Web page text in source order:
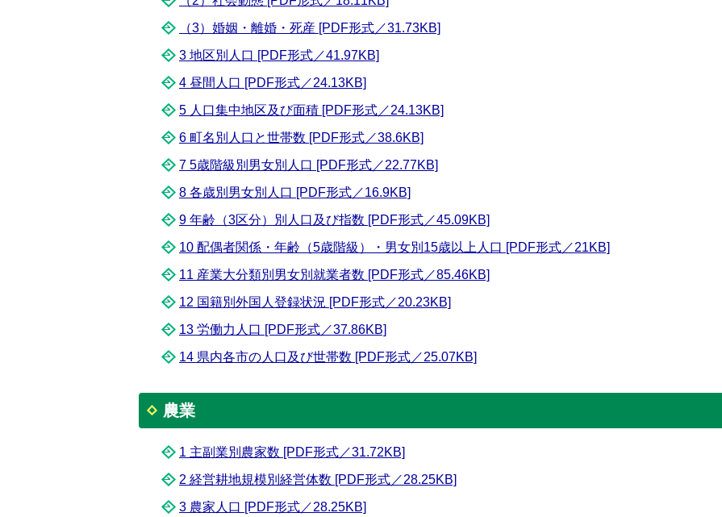
（3）婚姻・離婚・死産 [PDF形式／31.73KB]
3 地区別人口 [PDF形式／41.97KB]
4 昼間人口 [PDF形式／24.13KB]
5 人口集中地区及び面積 [PDF形式／24.13KB]
6 町名別人口と世帯数 [PDF形式／38.6KB]
7 5歳階級別男女別人口 [PDF形式／22.77KB]
8 各歳別男女別人口 [PDF形式／16.9KB]
9 年齢（3区分）別人口及び指数 [PDF形式／45.09KB]
10 配偶者関係・年齢（5歳階級）・男女別15歳以上人口 [PDF形式／21KB]
11 産業大分類別男女別就業者数 [PDF形式／85.46KB]
12 国籍別外国人登録状況 [PDF形式／20.23KB]
13 労働力人口 [PDF形式／37.86KB]
14 県内各市の人口及び世帯数 [PDF形式／25.07KB]
農業
1 主副業別農家数 [PDF形式／31.72KB]
2 経営耕地規模別経営体数 [PDF形式／28.25KB]
3 農家人口 [PDF形式／28.25KB]